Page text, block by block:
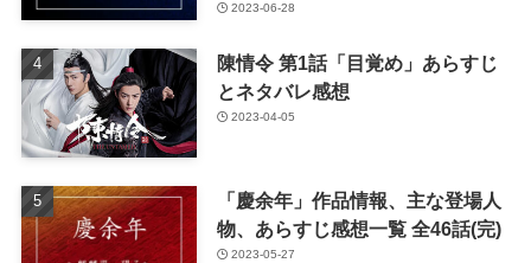
2023-06-28
陳情令 第1話「目覚め」あらすじ
とネタバレ感想
2023-04-05
「慶余年」作品情報、主な登場人
物、あらすじ感想一覧 全46話(完)
2023-05-27